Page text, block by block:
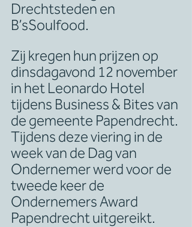
Drechtsteden en
B’sSoulfood.
Zij kregen hun prijzen op
dinsdagavond 12 november
in het Leonardo Hotel
tijdens Business & Bites van
de gemeente Papendrecht.
Tijdens deze viering in de
week van de Dag van
Ondernemer werd voor de
tweede keer de
Ondernemers Award
Papendrecht uitgereikt.